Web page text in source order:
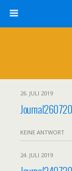
26. JULI 2019
KEINE ANTWORT
24. JULI 2019